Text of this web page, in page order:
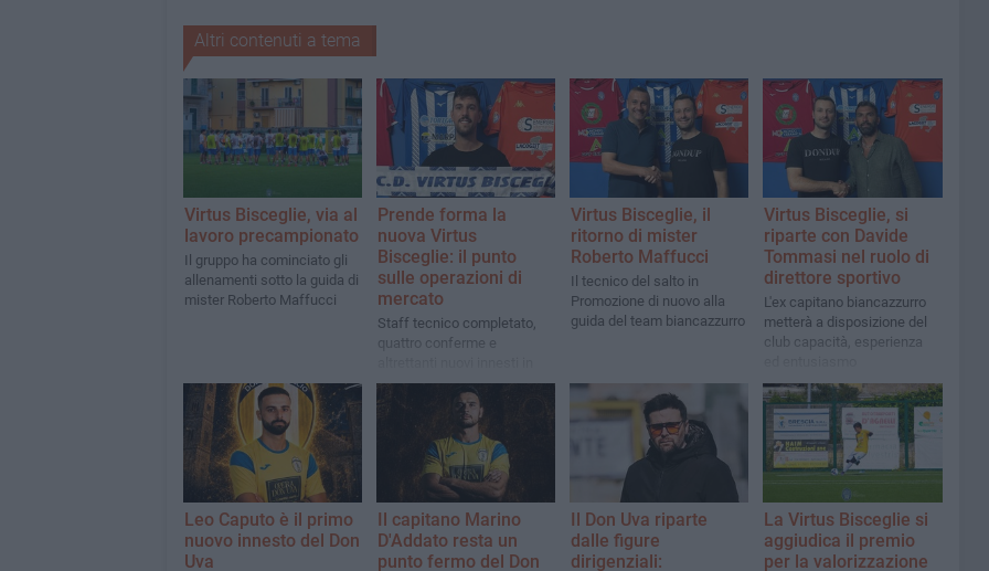
Altri contenuti a tema
Virtus Bisceglie, via al
lavoro precampionato
Il gruppo ha cominciato gli
allenamenti sotto la guida di
mister Roberto Maffucci
Prende forma la
nuova Virtus
Bisceglie: il punto
sulle operazioni di
mercato
Staff tecnico completato,
quattro conferme e
organico
Virtus Bisceglie, il
ritorno di mister
Roberto Maffucci
Il tecnico del salto in
Promozione di nuovo alla
guida del team biancazzurro
Virtus Bisceglie, si
riparte con Davide
Tommasi nel ruolo di
direttore sportivo
L'ex capitano biancazzurro
metterà a disposizione del
club capacità, esperienza
Leo Caputo è il primo
nuovo innesto del Don
Uva
Il capitano Marino
D'Addato resta un
punto fermo del Don
Il Don Uva riparte
dalle figure
dirigenziali:
La Virtus Bisceglie si
aggiudica il premio
per la valorizzazione